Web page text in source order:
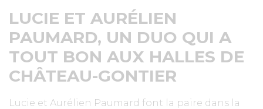
LUCIE ET AURÉLIEN
PAUMARD, UN DUO QUI A
TOUT BON AUX HALLES DE
CHÂTEAU-GONTIER
Lucie et Aurélien Paumard font la paire dans la